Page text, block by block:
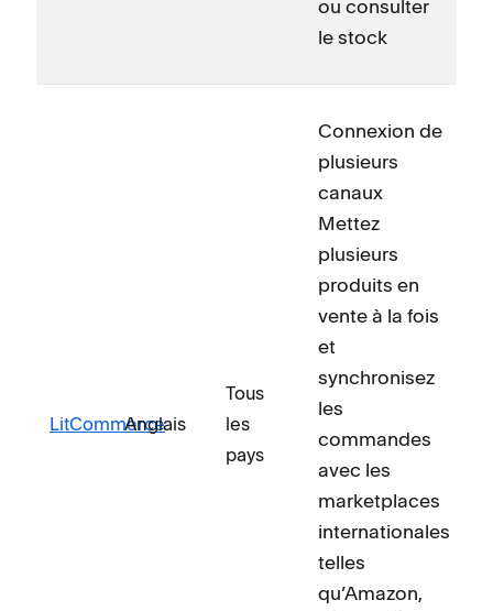
ou consulter
le stock
LitCommerce
Anglais
Tous
les
pays
Connexion de
plusieurs
canaux
Mettez
plusieurs
produits en
vente à la fois
et
synchronisez
les
commandes
avec les
marketplaces
internationales
telles
qu’Amazon,